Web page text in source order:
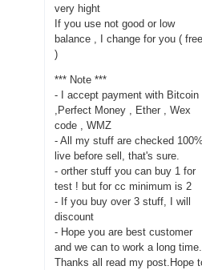
very hight
If you use not good or low
balance , I change for you (
)
*** Note ***
- I accept payment with Bitcoin
,Perfect Money , Ether , Wex
code , WMZ
- All my stuff are checked
live before sell, that's sure.
- orther stuff you can buy 1 for
test ! but for cc minimum is 2
- If you buy over 3 stuff, I will
discount
- Hope you are best customer
and we can to work a long time.
Thanks all read my post.Hope